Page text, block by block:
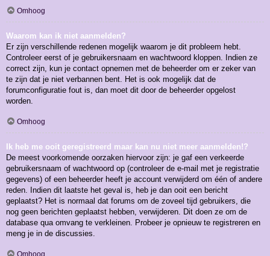
Omhoog
Waarom kan ik niet aanmelden?
Er zijn verschillende redenen mogelijk waarom je dit probleem hebt.
Controleer eerst of je gebruikersnaam en wachtwoord kloppen. Indien ze
correct zijn, kun je contact opnemen met de beheerder om er zeker van
te zijn dat je niet verbannen bent. Het is ook mogelijk dat de
forumconfiguratie fout is, dan moet dit door de beheerder opgelost
worden.
Omhoog
Ik heb me ooit geregistreerd maar kan nu niet meer aanmelden!?
De meest voorkomende oorzaken hiervoor zijn: je gaf een verkeerde
gebruikersnaam of wachtwoord op (controleer de e-mail met je registratie
gegevens) of een beheerder heeft je account verwijderd om één of andere
reden. Indien dit laatste het geval is, heb je dan ooit een bericht
geplaatst? Het is normaal dat forums om de zoveel tijd gebruikers, die
nog geen berichten geplaatst hebben, verwijderen. Dit doen ze om de
database qua omvang te verkleinen. Probeer je opnieuw te registreren en
meng je in de discussies.
Omhoog